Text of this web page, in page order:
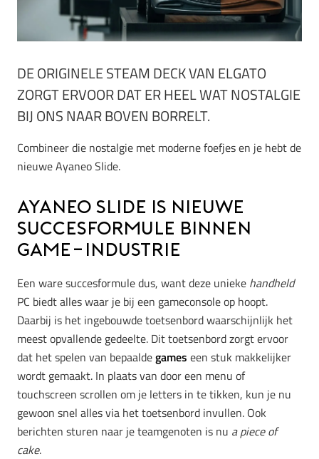
DE ORIGINELE STEAM DECK VAN ELGATO
ZORGT ERVOOR DAT ER HEEL WAT NOSTALGIE
BIJ ONS NAAR BOVEN BORRELT.
Combineer die nostalgie met moderne foefjes en je hebt de
nieuwe Ayaneo Slide.
Ayaneo Slide is nieuwe
succesformule binnen
game-industrie
Een ware succesformule dus, want deze unieke handheld
PC biedt alles waar je bij een gameconsole op hoopt.
Daarbij is het ingebouwde toetsenbord waarschijnlijk het
meest opvallende gedeelte. Dit toetsenbord zorgt ervoor
dat het spelen van bepaaldegames een stuk makkelijker
wordt gemaakt. In plaats van door een menu of
touchscreen scrollen om je letters in te tikken, kun je nu
gewoon snel alles via het toetsenbord invullen. Ook
berichten sturen naar je teamgenoten is nu a piece of
cake.